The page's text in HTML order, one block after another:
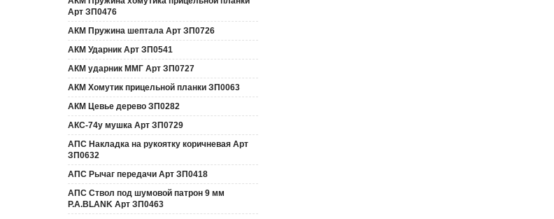
Арт ЗП0476
АКМ Пружина шептала Арт ЗП0726
АКМ Ударник Арт ЗП0541
АКМ ударник ММГ Арт ЗП0727
АКМ Хомутик прицельной планки ЗП0063
АКМ Цевье дерево ЗП0282
АКС-74у мушка Арт ЗП0729
АПС Накладка на рукоятку коричневая Арт
ЗП0632
АПС Рычаг передачи Арт ЗП0418
АПС Ствол под шумовой патрон 9 мм
P.A.BLANK Арт ЗП0463